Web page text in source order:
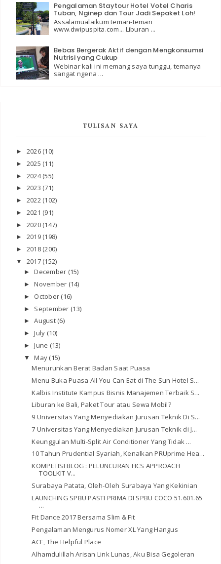
Pengalaman Staytour Hotel Votel Charis
Tuban, Nginep dan Tour Jadi Sepaket Loh!
Assalamualaikum teman-teman
www.dwipuspita.com... Liburan ...
Bebas Bergerak Aktif dengan Mengkonsumsi
Nutrisi yang Cukup
Webinar kali ini memang saya tunggu, temanya
sangat ngena ...
TULISAN SAYA
► 2026 (10)
► 2025 (11)
► 2024(55)
► 2023 (71)
► 2022 (102)
► 2021 (91)
► 2020 (147)
► 2019 (198)
► 2018 (200)
▼ 2017 (152)
►December (15)
►November (14)
► October (16)
► September (13)
►August (6)
►July (10)
►June (13)
▼May (15)
Menurunkan Berat Badan Saat Puasa
Menu Buka Puasa All You Can Eat di The Sun Hotel S...
Kalbis Institute Kampus Bisnis Manajemen Terbaik S...
Liburan ke Bali, Paket Tour atau Sewa Mobil?
9 Universitas Yang Menyediakan Jurusan Teknik Di S...
7 Universitas Yang Menyediakan Jurusan Teknik di J...
Keunggulan Multi-Split Air Conditioner Yang Tidak ...
10 Tahun Prudential Syariah, Kenalkan PRUprime Hea...
KOMPETISI BLOG : PELUNCURAN HCS APPROACH
TOOLKIT V...
Surabaya Patata, Oleh-Oleh Surabaya Yang Kekinian
LAUNCHING SPBU PASTI PRIMA DI SPBU COCO 51.601.65
...
Fit Dance 2017 Bersama Slim & Fit
Pengalaman Mengurus Nomer XL Yang Hangus
ACE, The Helpful Place
Alhamdulillah Arisan Link Lunas, Aku Bisa Gegoleran